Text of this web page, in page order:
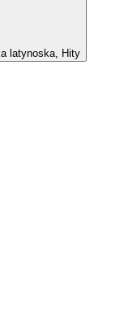
latynoska, Hity